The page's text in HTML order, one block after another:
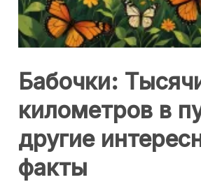
Бабочки:
километров в
другие
факты